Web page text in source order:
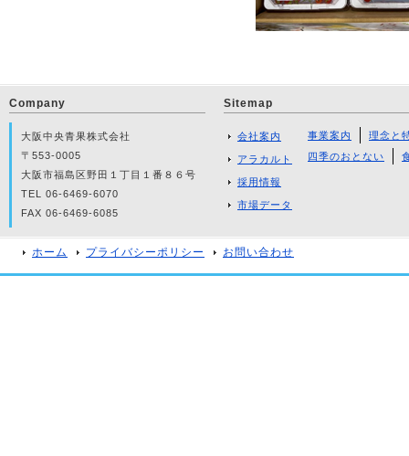
Sitemap
会社案内
アラカルト
採用情報
市場データ
事業案内
理念と
四季のおとない
Company
大阪中央青果株式会社
〒553-0005
大阪市福島区野田１丁目１番８６号
TEL 06-6469-6070
FAX 06-6469-6085
ホーム プライバシーポリシー お問い合わせ